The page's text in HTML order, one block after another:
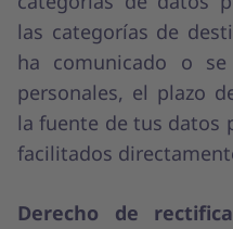
las categorías de
ha comunicado o
personales, el plazo
la fuente de tus datos
facilitados
Derecho de